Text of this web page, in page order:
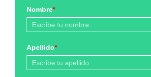
Nombre*
Apellido*